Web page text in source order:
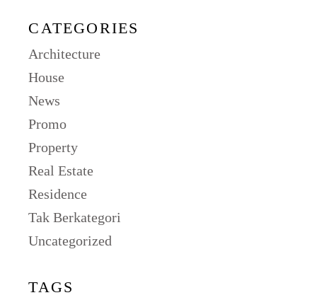
CATEGORIES
Architecture
House
News
Promo
Property
Real Estate
Residence
Tak Berkategori
Uncategorized
TAGS